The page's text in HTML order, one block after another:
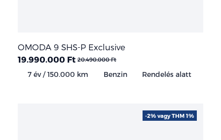
OMODA 9 SHS-P Exclusive
19.990.000 Ft 20.490.000 Ft
7 év / 150.000 km Benzin Rendelés alatt
-2% vagy THM 1%